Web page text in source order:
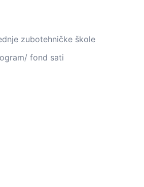
zubotehničke škole
fond sati